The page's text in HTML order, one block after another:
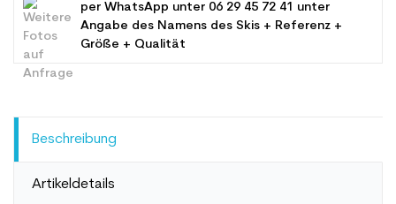
per WhatsApp unter 06 29 45 72 41 unter
Angabe des Namens des Skis + Referenz +
Größe + Qualität
Beschreibung
Artikeldetails